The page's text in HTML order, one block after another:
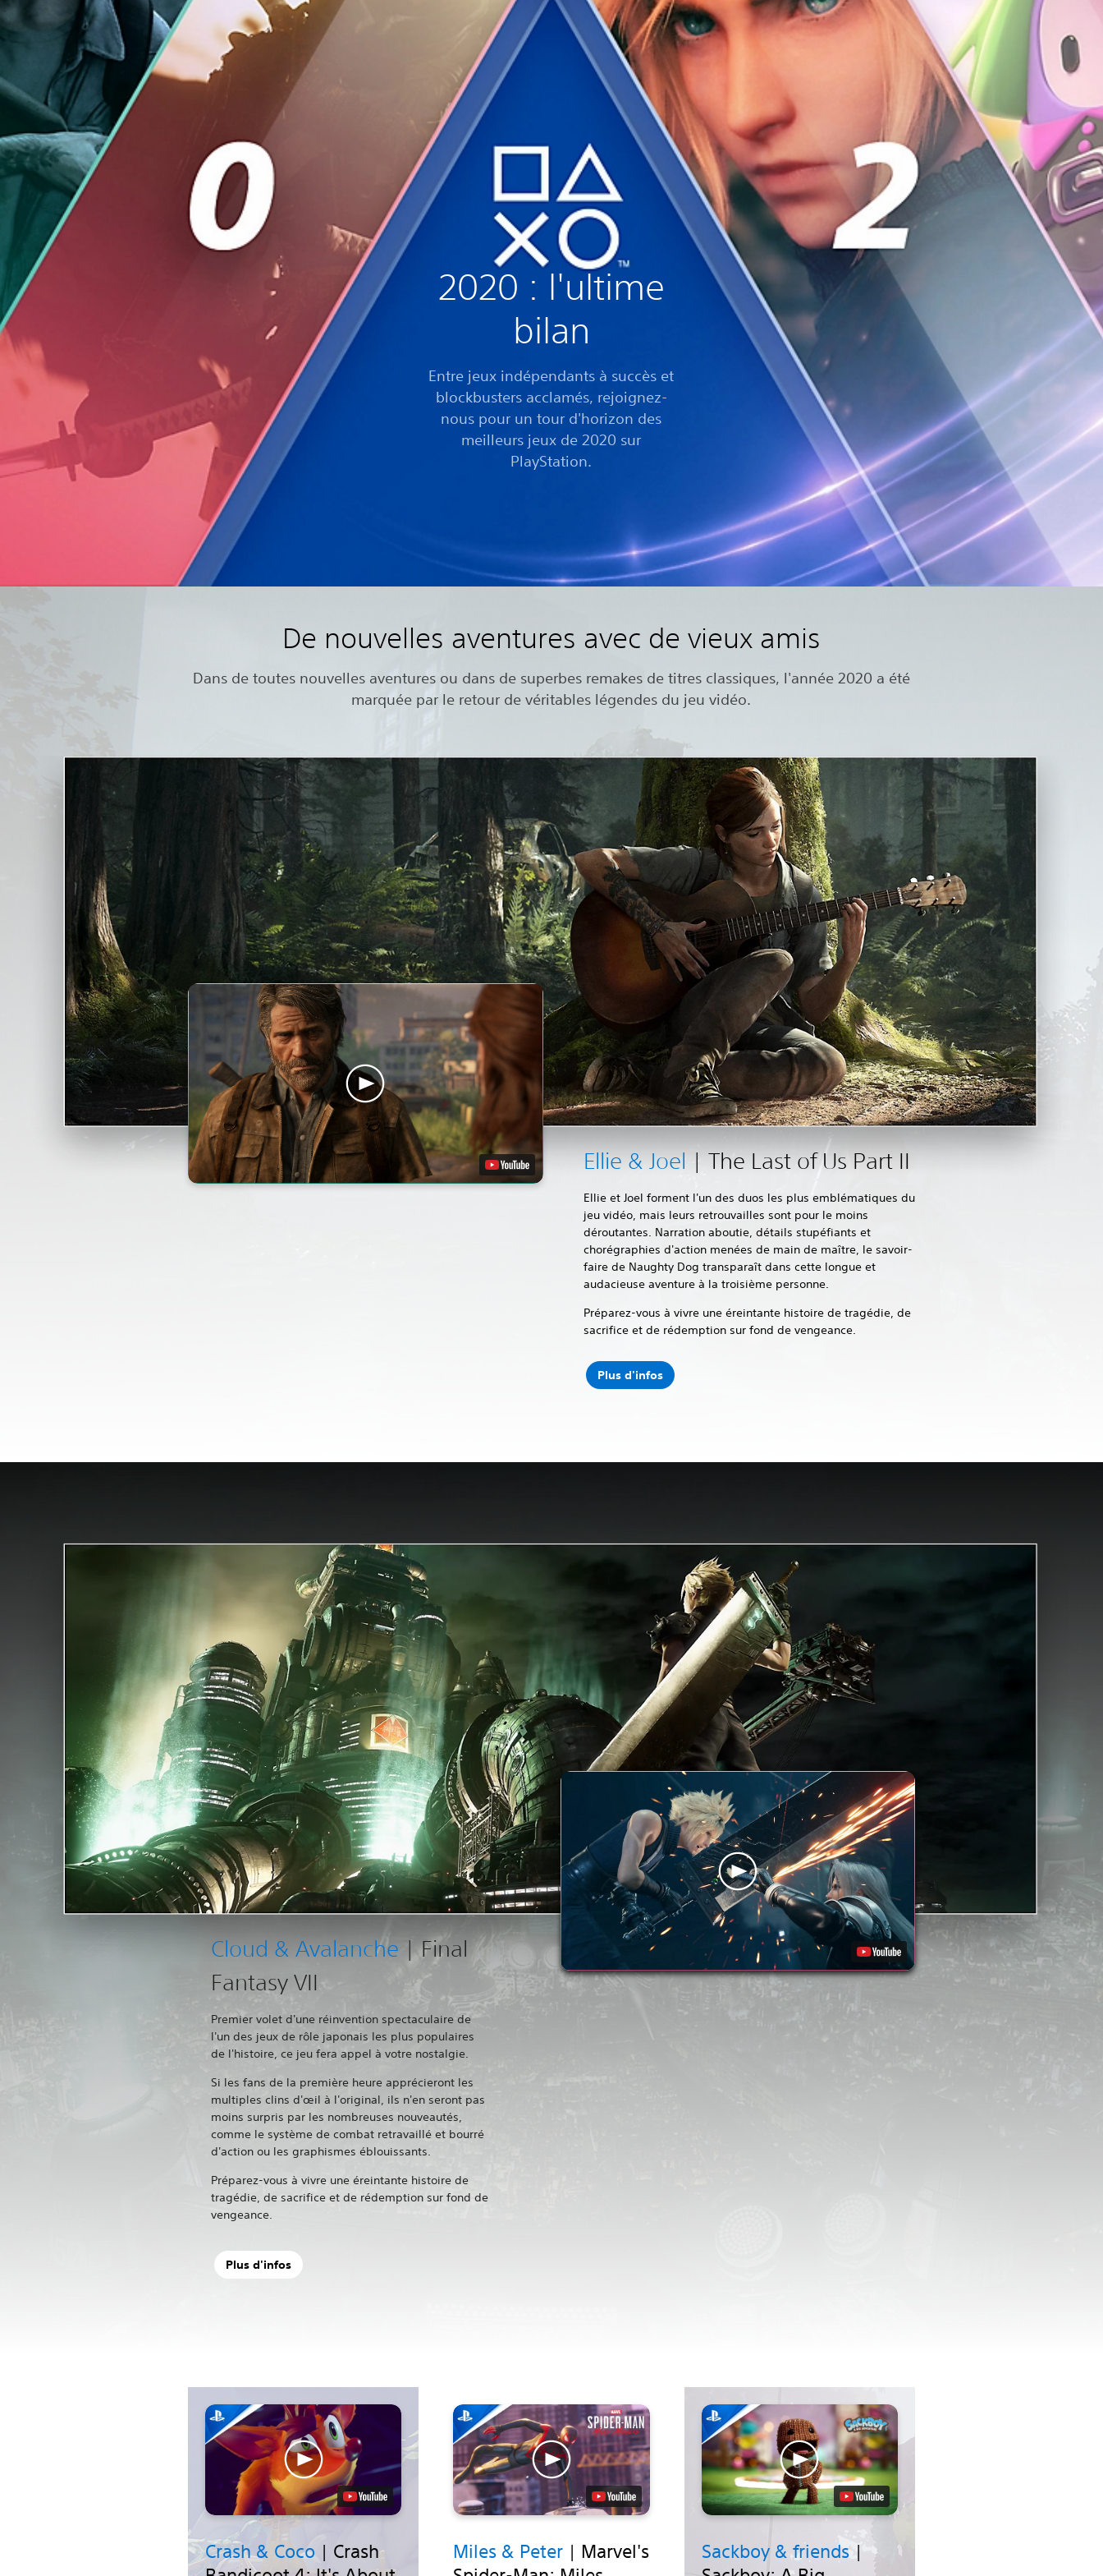
2020 : l'ultime
bilan
Entre jeux indépendants à succès et
blockbusters acclamés, rejoignez-
nous pour un tour d'horizon des
meilleurs jeux de 2020 sur
PlayStation.
De nouvelles aventures avec de vieux amis
Dans de toutes nouvelles aventures ou dans de superbes remakes de titres classiques, l'année 2020 a été
marquée par le retour de véritables légendes du jeu vidéo.
Ellie & Joel | The Last of Us Part II
Ellie et Joel forment l'un des duos les plus emblématiques du
jeu vidéo, mais leurs retrouvailles sont pour le moins
déroutantes. Narration aboutie, détails stupéfiants et
chorégraphies d'action menées de main de maître, le savoir-
faire de Naughty Dog transparaît dans cette longue et
audacieuse aventure à la troisième personne.
Préparez-vous à vivre une éreintante histoire de tragédie, de
sacrifice et de rédemption sur fond de vengeance.
Plus d'infos
Cloud & Avalanche | Final
Fantasy VII
Premier volet d'une réinvention spectaculaire de
l'un des jeux de rôle japonais les plus populaires
de l'histoire, ce jeu fera appel à votre nostalgie.
Si les fans de la première heure apprécieront les
multiples clins d'œil à l'original, ils n'en seront pas
moins surpris par les nombreuses nouveautés,
comme le système de combat retravaillé et bourré
d'action ou les graphismes éblouissants.
Préparez-vous à vivre une éreintante histoire de
tragédie, de sacrifice et de rédemption sur fond de
vengeance.
Plus d'infos
Crash & Coco | Crash
Miles & Peter | Marvel's
Sackboy & friends|